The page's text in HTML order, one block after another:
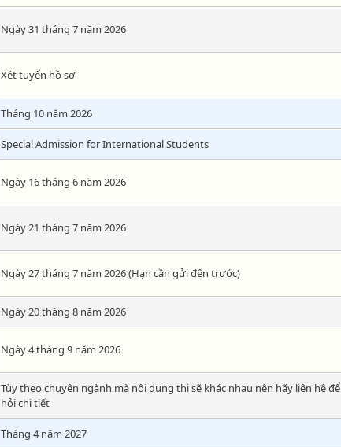
Ngày 31 tháng 7 năm 2026
Xét tuyển hồ sơ
Tháng 10 năm 2026
Special Admission for International Students
Ngày 16 tháng 6 năm 2026
Ngày 21 tháng 7 năm 2026
Ngày 27 tháng 7 năm 2026 (Hạn cần gửi đến trước)
Ngày 20 tháng 8 năm 2026
Ngày 4 tháng 9 năm 2026
Tùy theo chuyên ngành mà nội dung thi sẽ khác nhau nên hãy liên hệ để
hỏi chi tiết
Tháng 4 năm 2027